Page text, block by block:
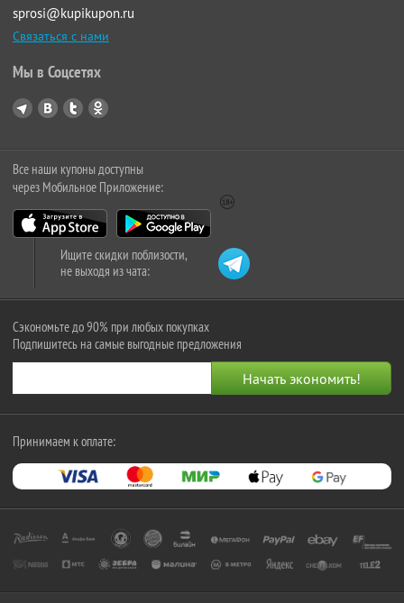
sprosi@kupikupon.ru
Связаться с нами
Мы в Соцсетях
Все наши купоны доступны
через Мобильное Приложение:
Ищите скидки поблизости,
не выходя из чата:
Сэкономьте до 90% при любых покупках
Подпишитесь на самые выгодные предложения
Принимаем к оплате: